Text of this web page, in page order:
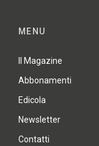
MENU
Il Magazine
Abbonamenti
Edicola
Newsletter
Contatti